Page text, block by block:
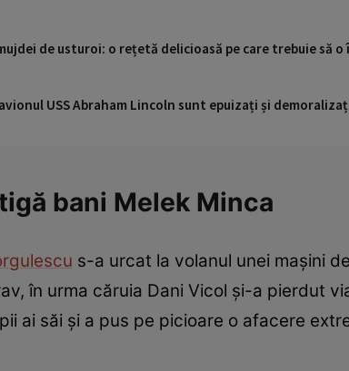
de usturoi: o rețetă delicioasă pe care trebuie să o
USS Abraham Lincoln sunt epuizați și
bani Melek Minca
s-a urcat la volanul unei mașini
în urma căruia Dani Vicol și-a pierdut
ai săi și a pus pe picioare o afacere